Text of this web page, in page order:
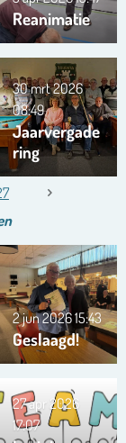
Reanimatie
Jaarvergade
ring
30 mrt 2026
08:49
Geslaagd!
2 jun 202615:43
27 apr 2026
17:07